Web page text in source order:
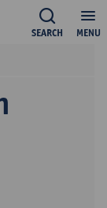
MENU
SEARCH